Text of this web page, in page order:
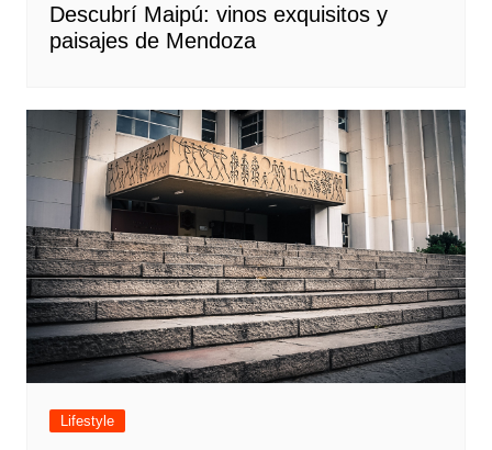
Descubrí Maipú: vinos exquisitos y
paisajes de Mendoza
Lifestyle